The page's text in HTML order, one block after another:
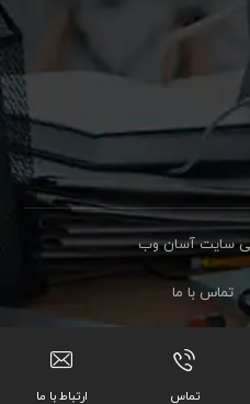
سایت آسان وب
تماس با ما
تماس ارتباط با ما